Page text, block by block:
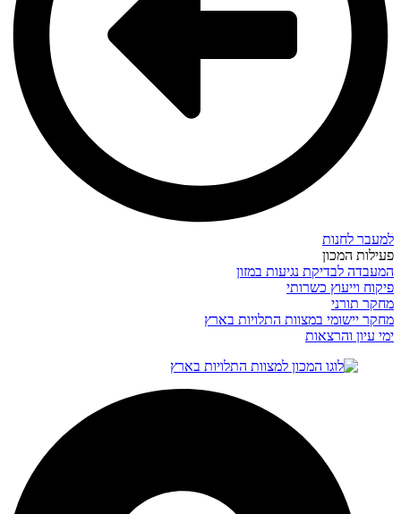
למעבר לחנות
פעילות המכון
המעבדה לבדיקת נגיעות במזון
פיקוח וייעוץ כשרותי
מחקר תורני
מחקר יישומי במצוות התלויות בארץ
ימי עיון והרצאות